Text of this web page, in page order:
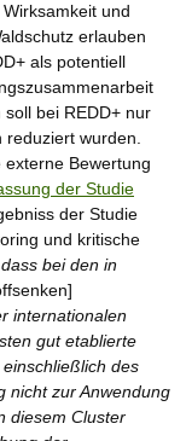
und
erlauben
als potentiell
bei REDD+ nur
wurden.
Bewertung
der Studie
der Studie
und kritische
bei den in
internationalen
gut etablierte
des
nicht zur Anwendung
diesem Cluster